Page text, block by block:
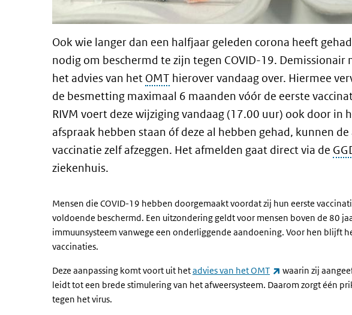
Ook wie langer dan een halfjaar geleden corona heeft
nodig om beschermd te zijn tegen COVID-19. Demissionair
het advies van het OMT hierover vandaag over. Hiermee
de besmetting maximaal 6 maanden vóór de eerste
RIVM voert deze wijziging vandaag (17.00 uur) ook door in
afspraak hebben staan óf deze al hebben gehad, kunnen
vaccinatie zelf afzeggen. Het afmelden gaat direct via de
ziekenhuis.
Mensen die COVID-19 hebben doorgemaakt voordat zij hun eerste
voldoende beschermd. Een uitzondering geldt voor mensen boven de 80
immuunsysteem vanwege een onderliggende aandoening. Voor hen blijft
vaccinaties.
Deze aanpassing komt voort uit hetadvies van het OMT (externe link)
waarin zij
leidt tot een brede stimulering van het afweersysteem. Daarom zorgt één
tegen het virus.